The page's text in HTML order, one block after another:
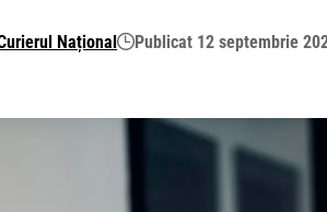
Național Publicat 12 septembrie